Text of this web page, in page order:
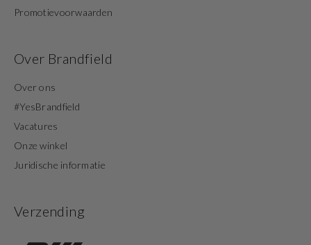
Promotievoorwaarden
Over Brandfield
Over ons
#YesBrandfield
Vacatures
Onze winkel
Juridische informatie
Verzending